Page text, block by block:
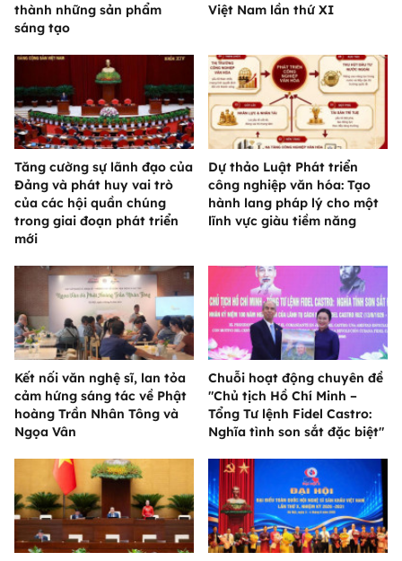
thành những sản phẩm
sáng tạo
Việt Nam lần thứ XI
Tăng cường sự lãnh đạo của
Đảng và phát huy vai trò
của các hội quần chúng
trong giai đoạn phát triển
mới
Dự thảo Luật Phát triển
công nghiệp văn hóa: Tạo
hành lang pháp lý cho một
lĩnh vực giàu tiềm năng
Kết nối văn nghệ sĩ, lan tỏa
cảm hứng sáng tác về Phật
hoàng Trần Nhân Tông và
Ngọa Vân
Chuỗi hoạt động chuyên đề
"Chủ tịch Hồ Chí Minh –
Tổng Tư lệnh Fidel Castro:
Nghĩa tình son sắt đặc biệt"